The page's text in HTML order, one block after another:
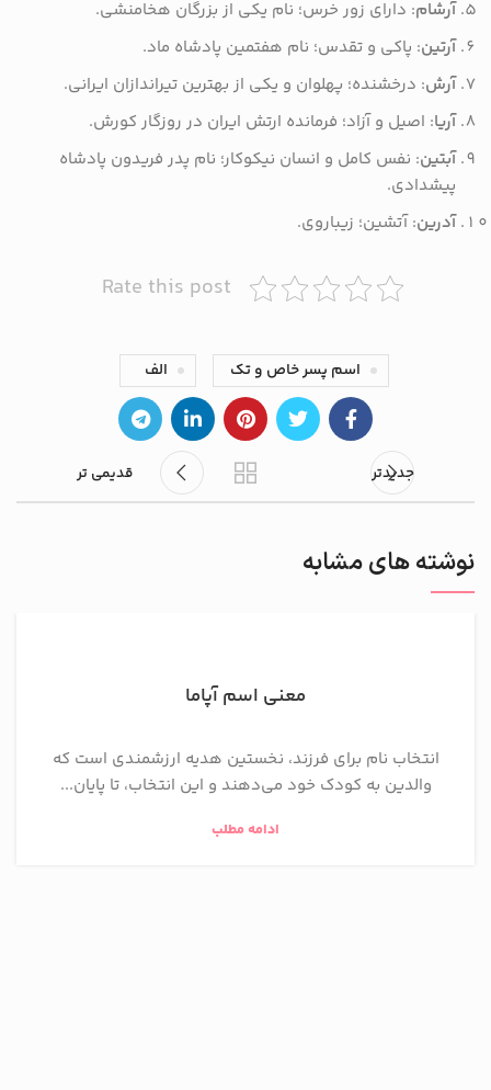
آرشام: دارای زور خرس؛ نام یکی از بزرگان هخامنشی.
آرتین: پاکی و تقدس؛ نام هفتمین پادشاه ماد.
آرش: درخشنده؛ پهلوان و یکی از بهترین تیراندازان ایرانی.
آریا: اصیل و آزاد؛ فرمانده ارتش ایران در روزگار کورش.
آبتین: نفس کامل و انسان نیکوکار؛ نام پدر فریدون پادشاه
پیشدادی.
آدرین: آتشین؛ زیباروی.
Rate this post
اسم پسر خاص و تک الف
جدیدتر قدیمی تر
نوشته های مشابه
معنی اسم آپاما
انتخاب نام برای فرزند، نخستین هدیه ارزشمندی است که
والدین به کودک خود می‌دهند و این انتخاب، تا پایان...
ادامه مطلب